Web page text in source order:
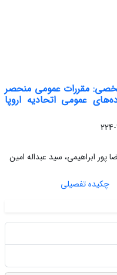
مقررات عمومی منحصر
عمومی اتحادیه اروپا
ابراهیمی، سید عبداله امین
چکیده تفصیلی